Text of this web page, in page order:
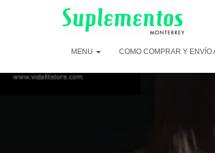
MENU COMO COMPRAR Y ENVÍO